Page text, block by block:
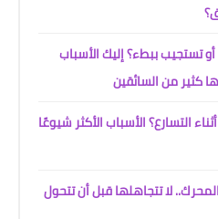
تستجيب ببطء؟ إليك الأسباب
كثير من السائقين
التسارع؟ الأسباب الأكثر شيوعًا
لا تتجاهلها قبل أن تتحول